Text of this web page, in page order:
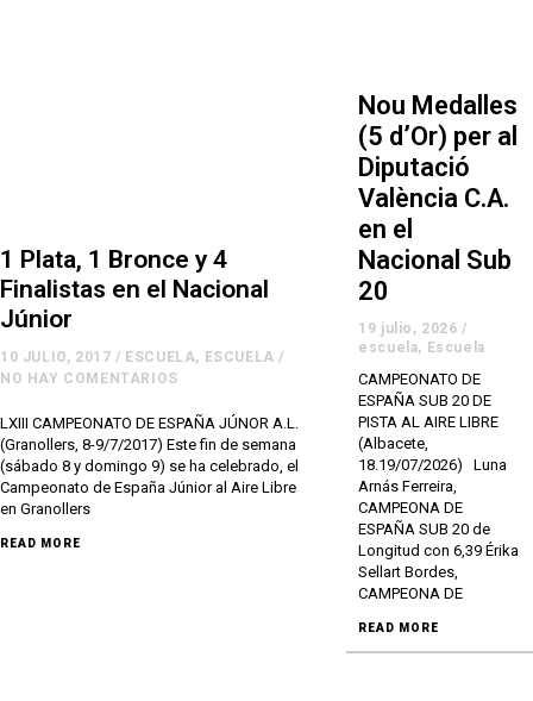
1 Plata, 1 Bronce y 4
Finalistas en el Nacional
Júnior
10 JULIO, 2017 / ESCUELA, ESCUELA /
NO HAY COMENTARIOS
LXIII CAMPEONATO DE ESPAÑA JÚNOR A.L.
(Granollers, 8-9/7/2017) Este fin de semana
(sábado 8 y domingo 9) se ha celebrado, el
Campeonato de España Júnior al Aire Libre
en Granollers
READ MORE
Nou Medalles
(5 d’Or) per al
Diputació
València C.A.
en el
Nacional Sub
20
19 julio, 2026 /
escuela, Escuela
CAMPEONATO DE
ESPAÑA SUB 20 DE
PISTA AL AIRE LIBRE
(Albacete,
18.19/07/2026) Luna
Arnás Ferreira,
CAMPEONA DE
ESPAÑA SUB 20 de
Longitud con 6,39 Érika
Sellart Bordes,
CAMPEONA DE
READ MORE